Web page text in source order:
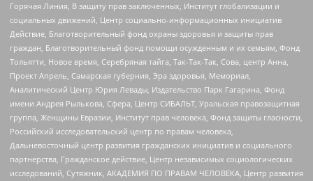
Горячая Линия, В защиту прав заключенных, Институт глобализации и
социальных движений, Центр социально-информационных инициатив
Действие, Благотворительный фонд охраны здоровья и защиты прав
граждан, Благотворительный фонд помощи осужденным и их семьям, Фонд
Тольятти, Новое время, Серебряная тайга, Так-Так-Так, Сова, центр Анна,
Проект Апрель, Самарская губерния, Эра здоровья, Мемориал,
Аналитический Центр Юрия Левады, Издательство Парк Гагарина, Фонд
имени Андрея Рылькова, Сфера, Центр СИБАЛЬТ, Уральская правозащитная
группа, Женщины Евразии, Институт прав человека, Фонд защиты гласности,
Российский исследовательский центр по правам человека,
Дальневосточный центр развития гражданских инициатив и социального
партнерства, Гражданское действие, Центр независимых социологических
исследований, Сутяжник, АКАДЕМИЯ ПО ПРАВАМ ЧЕЛОВЕКА, Центр развития